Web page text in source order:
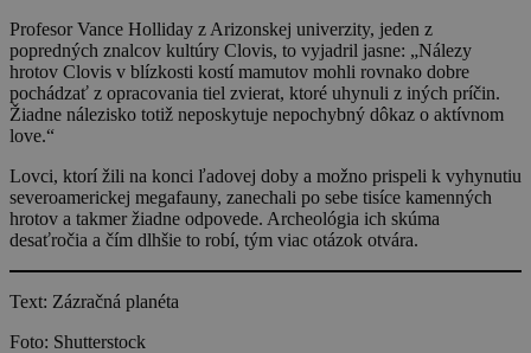
Profesor Vance Holliday z Arizonskej univerzity, jeden z
popredných znalcov kultúry Clovis, to vyjadril jasne: „Nálezy
hrotov Clovis v blízkosti kostí mamutov mohli rovnako dobre
pochádzať z opracovania tiel zvierat, ktoré uhynuli z iných príčin.
Žiadne nálezisko totiž neposkytuje nepochybný dôkaz o aktívnom
love.“
Lovci, ktorí žili na konci ľadovej doby a možno prispeli k vyhynutiu
severoamerickej megafauny, zanechali po sebe tisíce kamenných
hrotov a takmer žiadne odpovede. Archeológia ich skúma
desaťročia a čím dlhšie to robí, tým viac otázok otvára.
Text: Zázračná planéta
Foto: Shutterstock